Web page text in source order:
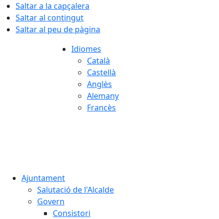
Saltar a la capçalera
Saltar al contingut
Saltar al peu de pàgina
Idiomes
Català
Castellà
Anglès
Alemany
Francès
Ajuntament
Salutació de l'Alcalde
Govern
Consistori